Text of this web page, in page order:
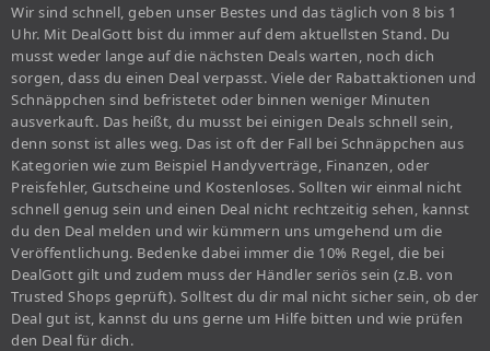
Wir sind schnell, geben unser Bestes und das täglich von 8 bis 1
Uhr. Mit DealGott bist du immer auf dem aktuellsten Stand. Du
musst weder lange auf die nächsten Deals warten, noch dich
sorgen, dass du einen Deal verpasst. Viele der Rabattaktionen und
Schnäppchen sind befristetet oder binnen weniger Minuten
ausverkauft. Das heißt, du musst bei einigen Deals schnell sein,
denn sonst ist alles weg. Das ist oft der Fall bei Schnäppchen aus
Kategorien wie zum Beispiel Handyverträge, Finanzen, oder
Preisfehler, Gutscheine und Kostenloses. Sollten wir einmal nicht
schnell genug sein und einen Deal nicht rechtzeitig sehen, kannst
du den Deal melden und wir kümmern uns umgehend um die
Veröffentlichung. Bedenke dabei immer die 10% Regel, die bei
DealGott gilt und zudem muss der Händler seriös sein (z.B. von
Trusted Shops geprüft). Solltest du dir mal nicht sicher sein, ob der
Deal gut ist, kannst du uns gerne um Hilfe bitten und wie prüfen
den Deal für dich.